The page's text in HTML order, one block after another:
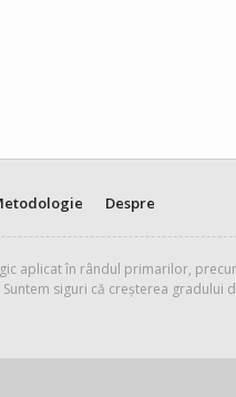
Despre
aplicat în rândul primarilor,
siguri că creșterea gradului